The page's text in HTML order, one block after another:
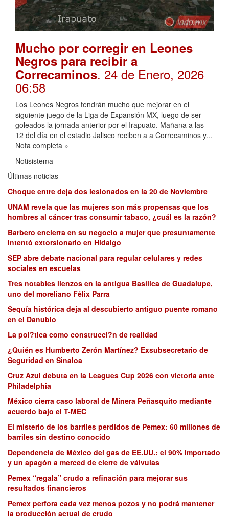
Mucho por corregir en Leones
Negros para recibir a
Correcaminos. 24 de Enero, 2026
06:58
Los Leones Negros tendrán mucho que mejorar en el
siguiente juego de la Liga de Expansión MX, luego de ser
goleados la jornada anterior por el Irapuato. Mañana a las
12 del día en el estadio Jalisco reciben a a Correcaminos y...
Nota completa »
Notisistema
Últimas noticias
Choque entre deja dos lesionados en la 20 de Noviembre
UNAM revela que las mujeres son más propensas que los
hombres al cáncer tras consumir tabaco, ¿cuál es la razón?
Barbero encierra en su negocio a mujer que presuntamente
intentó extorsionarlo en Hidalgo
SEP abre debate nacional para regular celulares y redes
sociales en escuelas
Tres notables lienzos en la antigua Basílica de Guadalupe,
uno del moreliano Félix Parra
Sequía histórica deja al descubierto antiguo puente romano
en el Danubio
La pol?tica como construcci?n de realidad
¿Quién es Humberto Zerón Martínez? Exsubsecretario de
Seguridad en Sinaloa
Cruz Azul debuta en la Leagues Cup 2026 con victoria ante
Philadelphia
México cierra caso laboral de Minera Peñasquito mediante
acuerdo bajo el T-MEC
El misterio de los barriles perdidos de Pemex: 60 millones de
barriles sin destino conocido
Dependencia de México del gas de EE.UU.: el 90% importado
y un apagón a merced de cierre de válvulas
Pemex “regala” crudo a refinación para mejorar sus
resultados financieros
Pemex perfora cada vez menos pozos y no podrá mantener
la producción actual de crudo